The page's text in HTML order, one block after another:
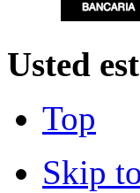
Usted
Top
Skip